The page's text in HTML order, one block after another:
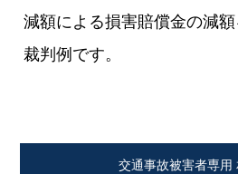
減額による損害賠償金の減
裁判例です。
交通事故被害者専用